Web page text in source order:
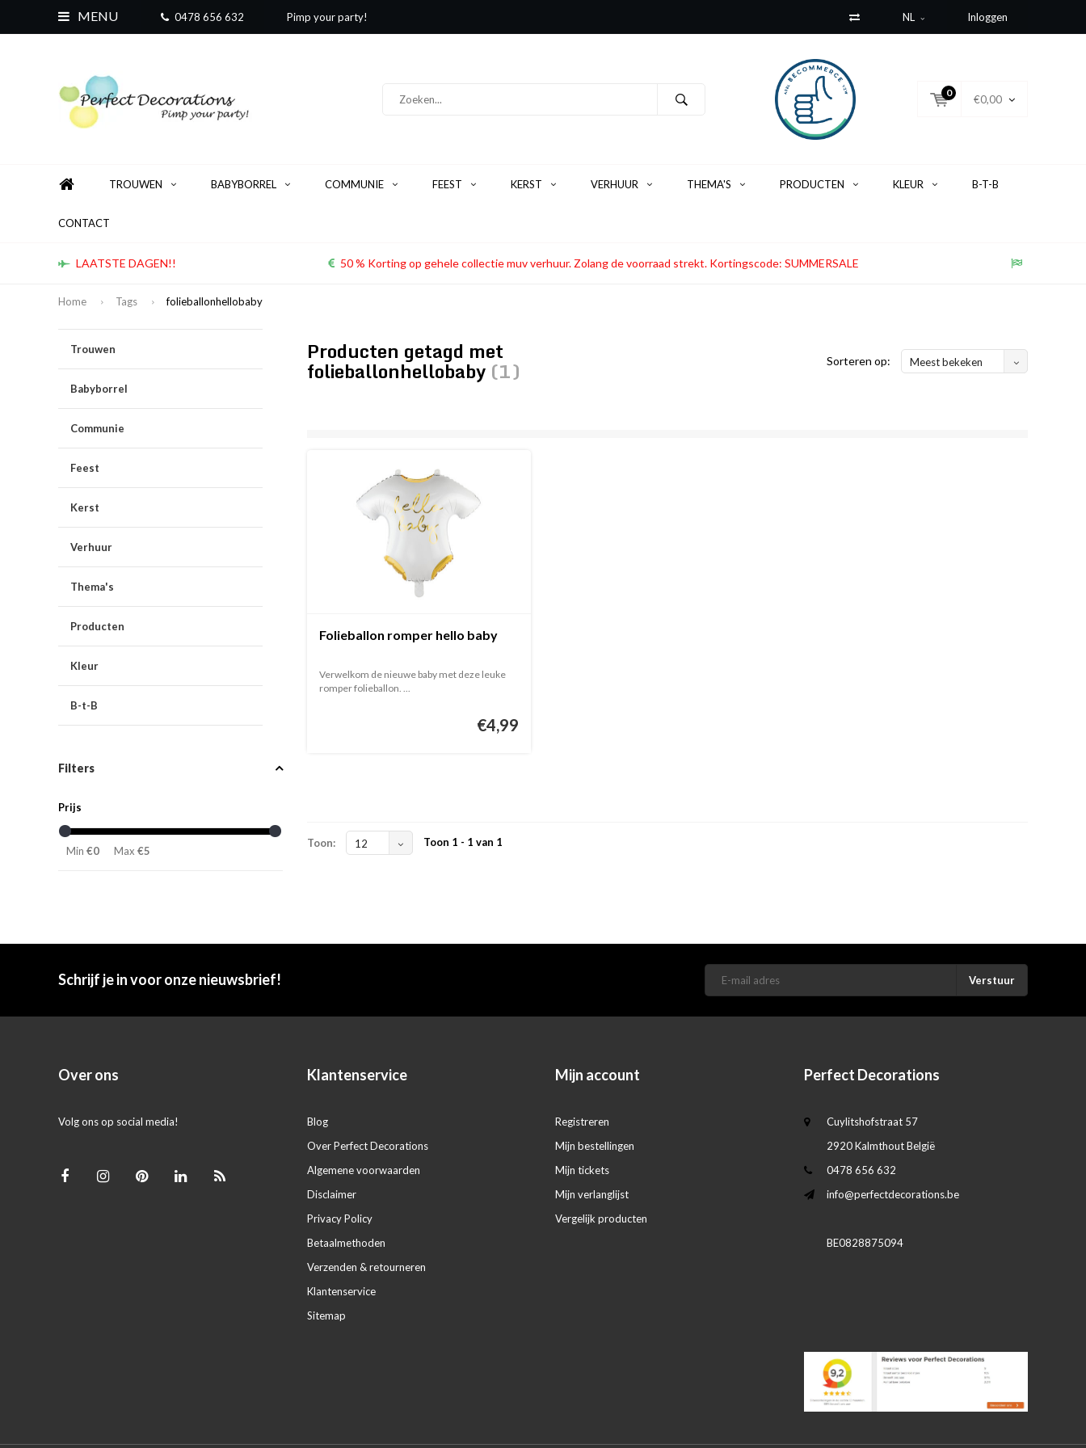
MENU 0478 656 632 Pimp your party! NL Inloggen
0
€0,00
TROUWEN BABYBORREL COMMUNIE FEEST KERST VERHUUR THEMA'S PRODUCTEN KLEUR B-T-B
CONTACT
LAATSTE DAGEN!! 50 % Korting op gehele collectie muv verhuur. Zolang de voorraad strekt. Kortingscode: SUMMERSALE
Home Tags folieballonhellobaby
Trouwen
Babyborrel
Communie
Feest
Kerst
Verhuur
Thema's
Producten
Kleur
B-t-B
Filters
Prijs
Min €0 Max €5
Producten getagd met
folieballonhellobaby (1) Sorteren op: Meest bekeken
Folieballon romper hello baby
Verwelkom de nieuwe baby met deze leuke
romper folieballon. ...
€4,99
Toon: 12 Toon 1 - 1 van 1
Schrijf je in voor onze nieuwsbrief! Verstuur
Over ons
Volg ons op social media!
Klantenservice
Blog
Over Perfect Decorations
Algemene voorwaarden
Disclaimer
Privacy Policy
Betaalmethoden
Verzenden & retourneren
Klantenservice
Sitemap
Mijn account
Registreren
Mijn bestellingen
Mijn tickets
Mijn verlanglijst
Vergelijk producten
Perfect Decorations
Cuylitshofstraat 57
2920 Kalmthout België
0478 656 632
info@perfectdecorations.be
BE0828875094